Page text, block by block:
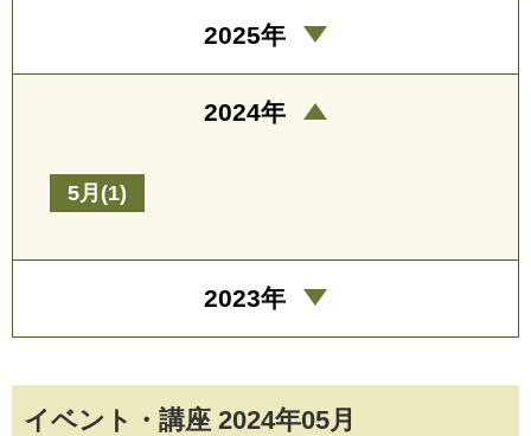
イベント・講座 2024年05月
2025年
2024年
5月(1)
2023年